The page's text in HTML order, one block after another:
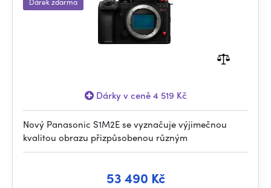
Dárky v ceně 4 519 Kč
Nový Panasonic S1M2E se vyznačuje výjimečnou
kvalitou obrazu přizpůsobenou různým
53 490 Kč